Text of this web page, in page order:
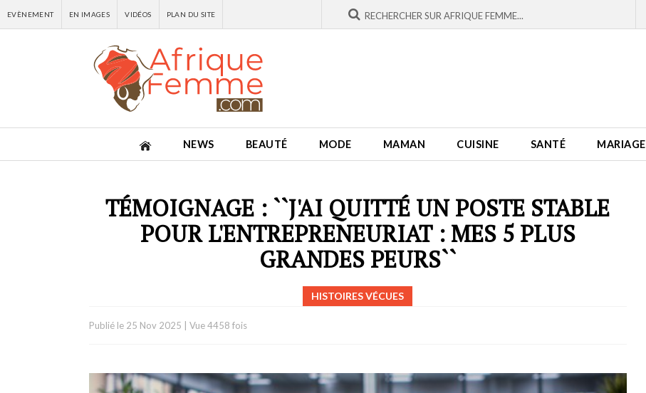
EVÈNEMENT EN IMAGES VIDÉOS PLAN DU SITE
NEWS BEAUTÉ MODE MAMAN CUISINE SANTÉ MARIAGE
TÉMOIGNAGE : ``J'AI QUITTÉ UN POSTE STABLE
POUR L'ENTREPRENEURIAT : MES 5 PLUS
GRANDES PEURS``
HISTOIRES VÉCUES
Publié le 25 Nov 2025 Vue 4458 fois